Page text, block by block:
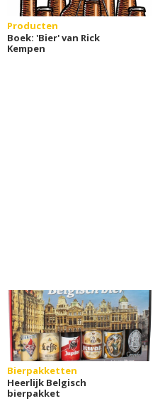
Producten
Boek: 'Bier' van Rick
Kempen
Bierpakketten
Heerlijk Belgisch
bierpakket